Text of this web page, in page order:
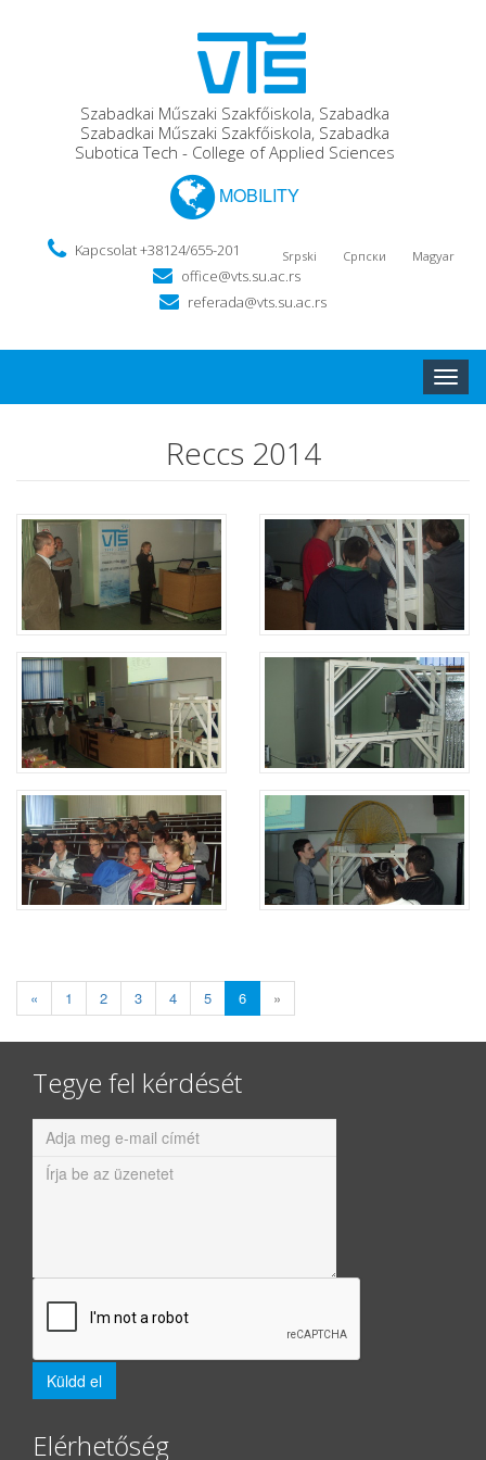
Szabadkai Műszaki Szakfőiskola, Szabadka
Szabadkai Műszaki Szakfőiskola, Szabadka
Subotica Tech - College of Applied Sciences
MOBILITY
Srpski Српски Magyar
Kapcsolat +38124/655-201
office@vts.su.ac.rs
referada@vts.su.ac.rs
Toggle
Reccs 2014
« 1 2 3 4 5 6 »
Tegye fel kérdését
Elérhetőség